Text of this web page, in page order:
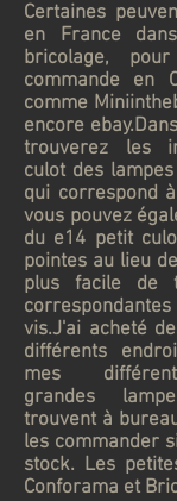
Certaines
en France
bricolage,
commande en
comme
encore
trouverez les
culot des
qui correspond
vous pouvez
du e14 petit
pointes au lieu
plus facile de
vis.J'ai acheté
différents
mes
grandes
trouvent à
les commander
stock. Les
Conforama et